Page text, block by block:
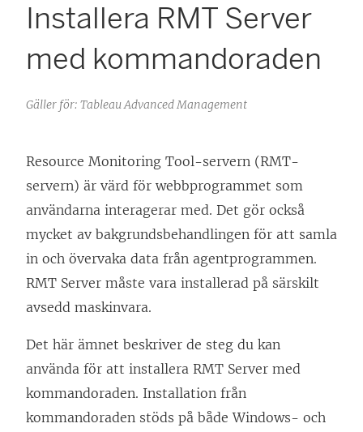
Installera RMT Server
med kommandoraden
Gäller för: Tableau Advanced Management
Resource Monitoring Tool-servern (RMT-
servern) är värd för webbprogrammet som
användarna interagerar med. Det gör också
mycket av bakgrundsbehandlingen för att samla
in och övervaka data från agentprogrammen.
RMT Server måste vara installerad på särskilt
avsedd maskinvara.
Det här ämnet beskriver de steg du kan
använda för att installera RMT Server med
kommandoraden. Installation från
kommandoraden stöds på både Windows- och